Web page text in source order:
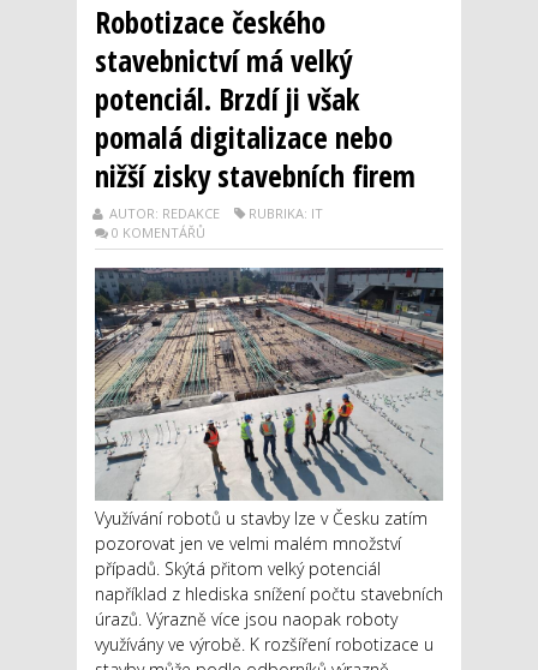
Robotizace českého
stavebnictví má velký
potenciál. Brzdí ji však
pomalá digitalizace nebo
nižší zisky stavebních firem
AUTOR: REDAKCE
RUBRIKA: IT
0 KOMENTÁŘŮ
Využívání robotů u stavby lze v Česku zatím
pozorovat jen ve velmi malém množství
případů. Skýtá přitom velký potenciál
například z hlediska snížení počtu stavebních
úrazů. Výrazně více jsou naopak roboty
využívány ve výrobě. K rozšíření robotizace u